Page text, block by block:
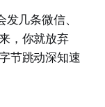
几条微信、
，你就放弃
节跳动深知速